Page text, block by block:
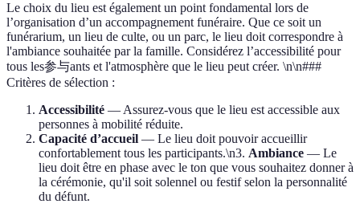
Le choix du lieu est également un point fondamental lors de
l’organisation d’un accompagnement funéraire. Que ce soit un
funérarium, un lieu de culte, ou un parc, le lieu doit correspondre à
l'ambiance souhaitée par la famille. Considérez l’accessibilité pour
tous les参与ants et l'atmosphère que le lieu peut créer. \n\n###
Critères de sélection :
Accessibilité — Assurez-vous que le lieu est accessible aux
personnes à mobilité réduite.
Capacité d’accueil — Le lieu doit pouvoir accueillir
confortablement tous les participants.\n3. Ambiance — Le
lieu doit être en phase avec le ton que vous souhaitez donner à
la cérémonie, qu'il soit solennel ou festif selon la personnalité
du défunt.